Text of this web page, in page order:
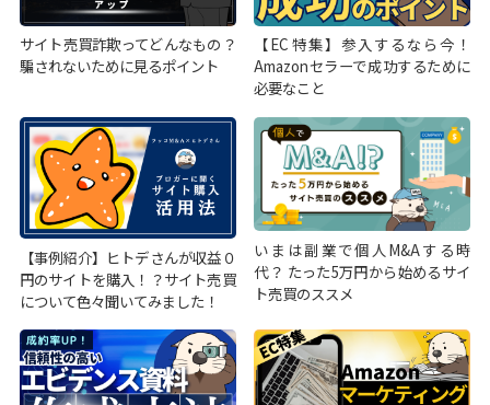
サイト売買詐欺ってどんなもの？
騙されないために見るポイント
【EC特集】参入するなら今！
Amazonセラーで成功するために
必要なこと
【事例紹介】ヒトデさんが収益０
円のサイトを購入！？サイト売買
について色々聞いてみました！
いまは副業で個人M&Aする時
代？ たった5万円から始めるサイ
ト売買のススメ